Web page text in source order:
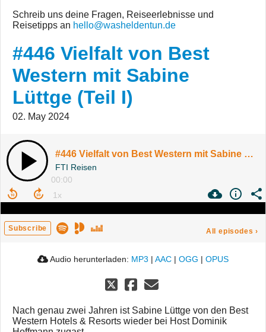
Schreib uns deine Fragen, Reiseerlebnisse und
Reisetipps an hello@washeldentun.de
#446 Vielfalt von Best
Western mit Sabine
Lüttge (Teil I)
02. May 2024
#446 Vielfalt von Best Western mit Sabine Lüttge (Teil I)
FTI Reisen
00:00
Subscribe All episodes ›
Audio herunterladen: MP3 | AAC | OGG | OPUS
Nach genau zwei Jahren ist Sabine Lüttge von den Best
Western Hotels & Resorts wieder bei Host Dominik